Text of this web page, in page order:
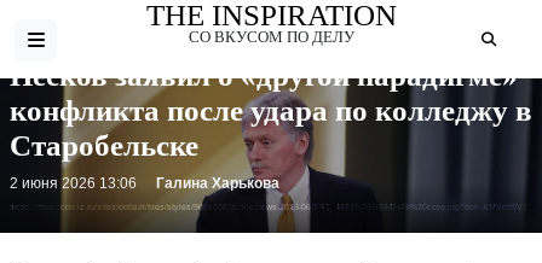
THE INSPIRATION
СО ВКУСОМ ПО ДЕЛУ
Фото: https://cdn.iz.ru/sites/default/files/styles/900x506/public/news-2026-06/ER1_4823%20%284%29%20copy.jpg?itok=kMVd99V7
Песков заявил о «другой парадигме»
конфликта после удара по колледжу в
Старобельске
2 июня 2026 13:06 Галина Харькова